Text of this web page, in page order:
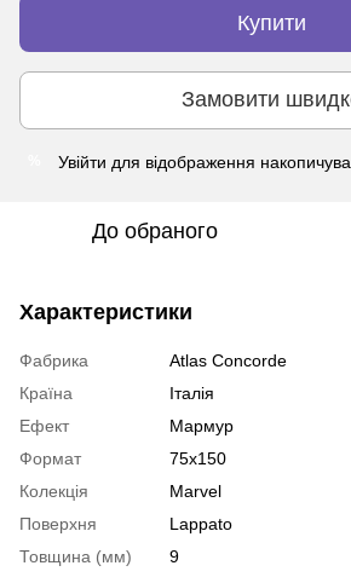
Купити
Замовити
Увійти для відображення
До обраного
Характеристики
Фабрика
Atlas Concorde
Країна
Італія
Ефект
Мармур
Формат
75х150
Колекція
Marvel
Поверхня
Lappato
Товщина (мм)
9